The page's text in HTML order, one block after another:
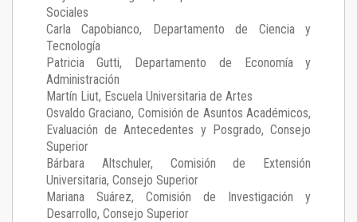
Sociales
Carla Capobianco, Departamento de Ciencia y
Tecnología
Patricia Gutti, Departamento de Economía y
Administración
Martín Liut, Escuela Universitaria de Artes
Osvaldo Graciano, Comisión de Asuntos Académicos,
Evaluación de Antecedentes y Posgrado, Consejo
Superior
Bárbara Altschuler, Comisión de Extensión
Universitaria, Consejo Superior
Mariana Suárez, Comisión de Investigación y
Desarrollo, Consejo Superior